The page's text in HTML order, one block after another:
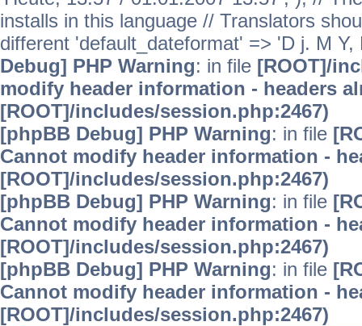
installs in this language // Translators
different 'default_dateformat' => 'D j. M
Debug] PHP Warning: in file [ROOT]/
modify header information - headers
[ROOT]/includes/session.php:2467)
[phpBB Debug] PHP Warning: in file
Cannot modify header information -
[ROOT]/includes/session.php:2467)
[phpBB Debug] PHP Warning: in file
Cannot modify header information -
[ROOT]/includes/session.php:2467)
[phpBB Debug] PHP Warning: in file
Cannot modify header information -
[ROOT]/includes/session.php:2467)